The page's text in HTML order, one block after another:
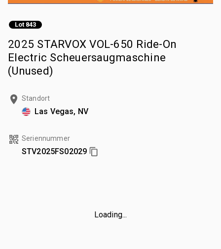
Lot 843
2025 STARVOX VOL-650 Ride-On
Electric Scheuersaugmaschine
(Unused)
Standort
Las Vegas, NV
Seriennummer
STV2025FS02029
Loading...